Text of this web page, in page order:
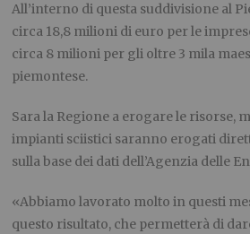
All’interno di questa suddivisione al
circa 18,8 milioni di euro per le
circa 8 milioni per gli oltre 3 mila
piemontese.
Sara la Regione a erogare le risorse,
impianti sciistici saranno erogati
sulla base dei dati dell’Agenzia delle
«Abbiamo lavorato molto in questi
questo risultato, che permetterà di